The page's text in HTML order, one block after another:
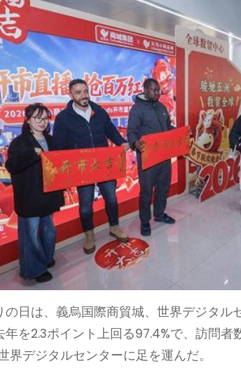
の日は、義烏国際商貿城、世界デジタ
を2.3ポイント上回る97.4%で、訪問者
界デジタルセンターに足を運んだ。